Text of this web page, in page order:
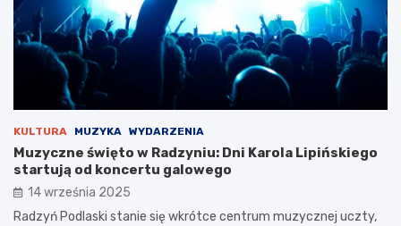
KULTURA MUZYKA WYDARZENIA
Muzyczne święto w Radzyniu: Dni Karola Lipińskiego
startują od koncertu galowego
14 września 2025
Radzyń Podlaski stanie się wkrótce centrum muzycznej uczty,